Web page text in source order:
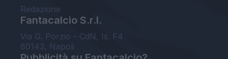
Redazione
Fantacalcio S.r.l.
Via G. Porzio - CdN, Is. F4
80143, Napoli